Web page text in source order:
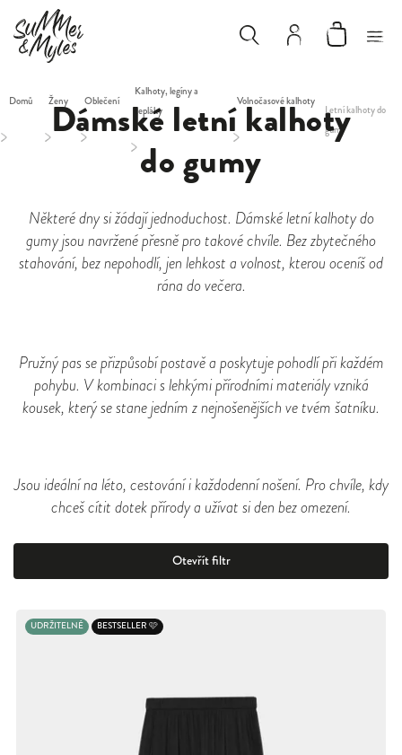
Domů
/
Ženy
/
Oblečení
/
Kalhoty, legíny a
tepláky
/
Volnočasové kalhoty
/
Letní kalhoty do
gumy
Dámské letní kalhoty
do gumy
Některé dny si žádají jednoduchost. Dámské letní kalhoty do
gumy jsou navržené přesně pro takové chvíle. Bez zbytečného
stahování, bez nepohodlí, jen lehkost a volnost, kterou oceníš od
rána do večera.
Pružný pas se přizpůsobí postavě a poskytuje pohodlí při každém
pohybu. V kombinaci s lehkými přírodními materiály vzniká
kousek, který se stane jedním z nejnošenějších ve tvém šatníku.
Jsou ideální na léto, cestování i každodenní nošení. Pro chvíle, kdy
chceš cítit dotek přírody a užívat si den bez omezení.
Otevřít filtr
UDRŽITELNÉ BESTSELLER 🩷